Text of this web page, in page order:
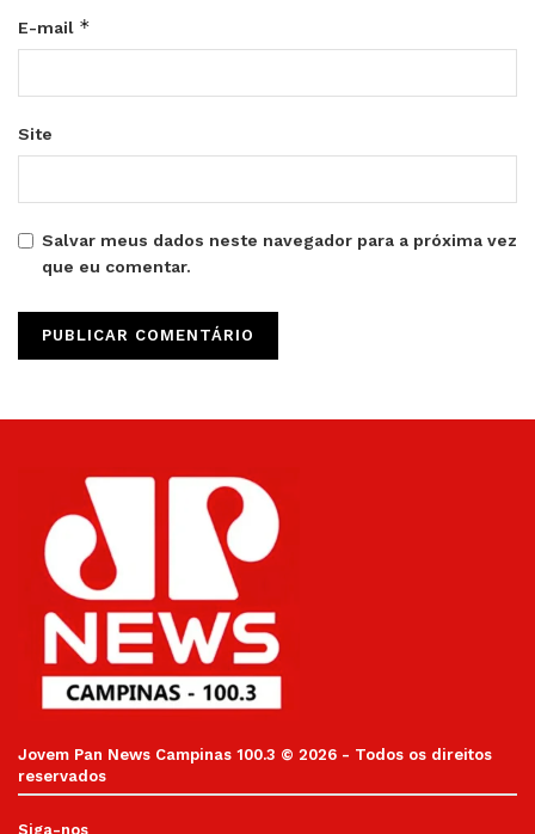
E-mail *
Site
Salvar meus dados neste navegador para a próxima vez
que eu comentar.
Jovem Pan News Campinas 100.3 © 2026 - Todos os direitos
reservados
Siga-nos